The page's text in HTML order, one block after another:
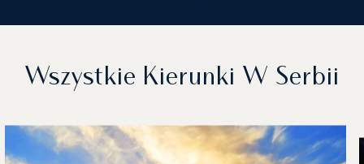
Wszystkie Kierunki W Serbii